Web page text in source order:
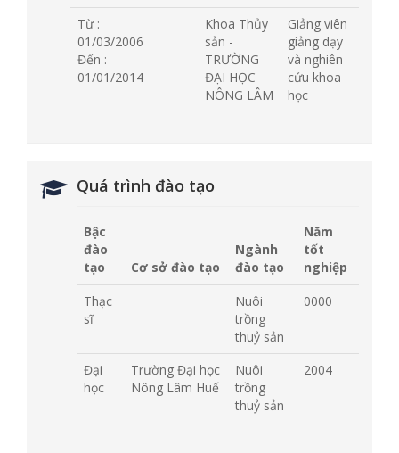
Từ :
01/03/2006
Đến :
01/01/2014
Khoa Thủy
sản -
TRƯỜNG
ĐẠI HỌC
NÔNG LÂM
Giảng viên
giảng dạy
và nghiên
cứu khoa
học
Quá trình đào tạo
Bậc
đào
tạo
Cơ sở đào tạo
Ngành
đào tạo
Năm
tốt
nghiệp
Thạc
sĩ
Nuôi
trồng
thuỷ sản
0000
Đại
học
Trường Đại học
Nông Lâm Huế
Nuôi
trồng
thuỷ sản
2004